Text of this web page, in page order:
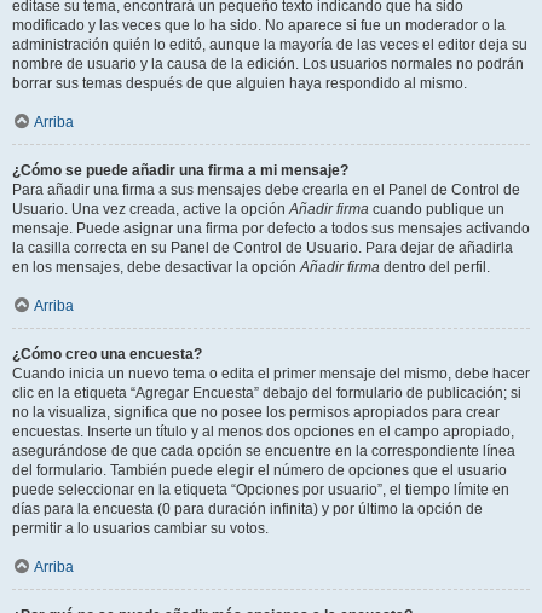
editase su tema, encontrará un pequeño texto indicando que ha sido
modificado y las veces que lo ha sido. No aparece si fue un moderador o la
administración quién lo editó, aunque la mayoría de las veces el editor deja su
nombre de usuario y la causa de la edición. Los usuarios normales no podrán
borrar sus temas después de que alguien haya respondido al mismo.
Arriba
¿Cómo se puede añadir una firma a mi mensaje?
Para añadir una firma a sus mensajes debe crearla en el Panel de Control de
Usuario. Una vez creada, active la opciónAñadir firma cuando publique un
mensaje. Puede asignar una firma por defecto a todos sus mensajes activando
la casilla correcta en su Panel de Control de Usuario. Para dejar de añadirla
en los mensajes, debe desactivar la opciónAñadir firma dentro del perfil.
Arriba
¿Cómo creo una encuesta?
Cuando inicia un nuevo tema o edita el primer mensaje del mismo, debe hacer
clic en la etiqueta “Agregar Encuesta” debajo del formulario de publicación; si
no la visualiza, significa que no posee los permisos apropiados para crear
encuestas. Inserte un título y al menos dos opciones en el campo apropiado,
asegurándose de que cada opción se encuentre en la correspondiente línea
del formulario. También puede elegir el número de opciones que el usuario
puede seleccionar en la etiqueta “Opciones por usuario”, el tiempo límite en
días para la encuesta (0 para duración infinita) y por último la opción de
permitir a lo usuarios cambiar su votos.
Arriba